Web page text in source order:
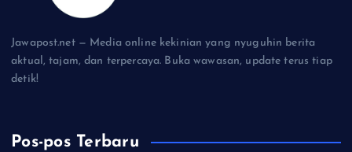
Jawapost.net — Media online kekinian yang nyuguhin berita
aktual, tajam, dan terpercaya. Buka wawasan, update terus tiap
detik!
Pos-pos Terbaru